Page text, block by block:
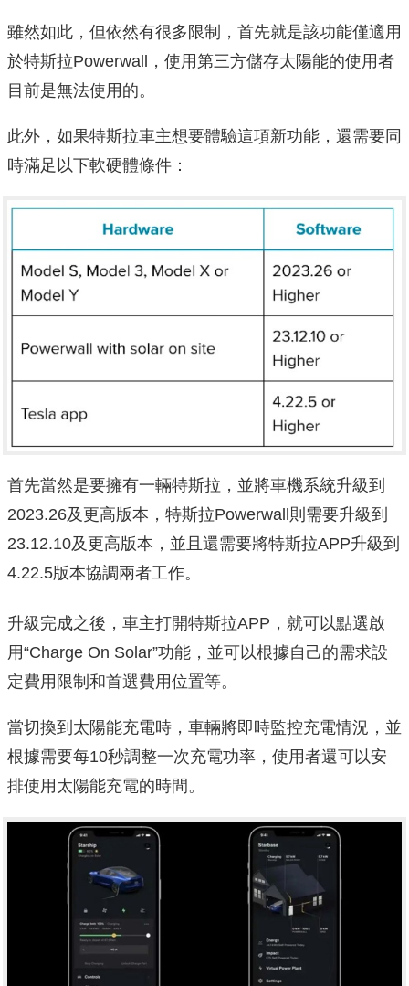
雖然如此，但依然有很多限制，首先就是該功能僅適用
於特斯拉Powerwall，使用第三方儲存太陽能的使用者
目前是無法使用的。
此外，如果特斯拉車主想要體驗這項新功能，還需要同
時滿足以下軟硬體條件：
首先當然是要擁有一輛特斯拉，並將車機系統升級到
2023.26及更高版本，特斯拉Powerwall則需要升級到
23.12.10及更高版本，並且還需要將特斯拉APP升級到
4.22.5版本協調兩者工作。
升級完成之後，車主打開特斯拉APP，就可以點選啟
用“Charge On Solar”功能，並可以根據自己的需求設
定費用限制和首選費用位置等。
當切換到太陽能充電時，車輛將即時監控充電情況，並
根據需要每10秒調整一次充電功率，使用者還可以安
排使用太陽能充電的時間。